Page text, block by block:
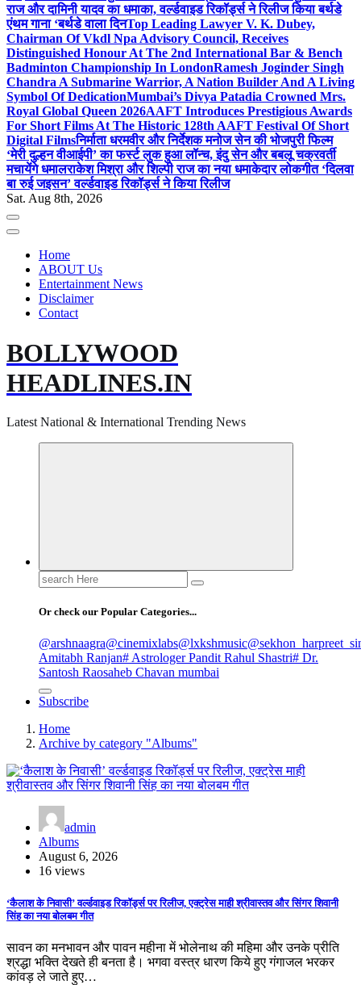
राज और दामिनी यादव का धमाका, वर्ल्डवाइड रिकॉर्ड्स ने रिलीज किया बर्थडे
एंथम गाना ‘बर्थडे वाला दिनTop Leading Lawyer V. K. Dubey,
Chairman Of Vkdl Npa Advisory Council, Receives
Distinguished Honour At The 2nd International Bar & Bench
Badminton Championship In LondonRamesh Joginder Singh
Chandra A Submarine Warrior, A Nation Builder And A Living
Symbol Of DedicationMumbai’s Divya Patadia Crowned Mrs.
Royal Global Queen 2026AAFT Introduces Prestigious Awards
For Short Films At The Historic 128th AAFT Festival Of Short
Digital Filmsनिर्माता धरमवीर और निर्देशक मनोज सेन की भोजपुरी फिल्म
‘मेरी दुल्हन वीआईपी’ का फर्स्ट लुक हुआ लॉन्च, इंदु सेन और बबलू चक्रवर्ती
मचायेंगे धमालराकेश मिश्रा और शिल्पी राज का नया धमाकेदार लोकगीत ‘दिलवा
बा रुई जइसन’ वर्ल्डवाइड रिकॉर्ड्स ने किया रिलीज
Sat. Aug 8th, 2026
Home
ABOUT Us
Entertainment News
Disclaimer
Contact
BOLLYWOOD
HEADLINES.IN
Latest National & International Trending News
Search
for:
Or check our Popular Categories...
@arshnaagra@cinemixlabs@lxkshmusic
Amitabh Ranjan# Astrologer Pandit Rahul Shastri# Dr.
Santosh Raosaheb Chavan mumbai
Subscribe
Home
Archive by category "Albums"
admin
Albums
August 6, 2026
16 views
‘कैलाश के निवासी’ वर्ल्डवाइड रिकॉर्ड्स पर रिलीज, एक्ट्रेस माही श्रीवास्तव और सिंगर शिवानी
सिंह का नया बोलबम गीत
सावन का मनभावन और पावन महीना में भोलेनाथ की महिमा और उनके प्रीति
श्रद्धा भक्ति देखते ही बनता है। भगवा वस्त्र धारण किये हुए गंगाजल भरकर
कांवड़ ले जाते हुए…